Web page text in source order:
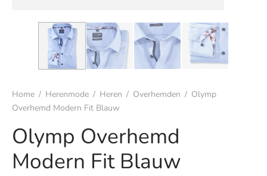
Home / Herenmode / Heren / Overhemden / Olymp
Overhemd Modern Fit Blauw
Olymp Overhemd
Modern Fit Blauw
& t-shirts
& colberts